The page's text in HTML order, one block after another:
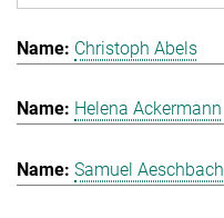
Christoph Abels
Helena Ackermann
Samuel Aeschbach